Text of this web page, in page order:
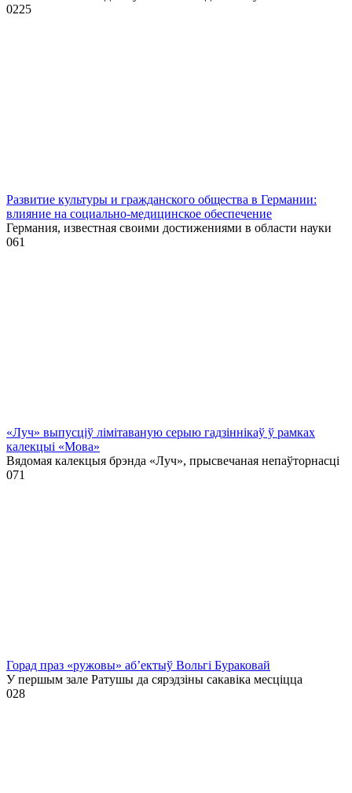
0225
Развитие культуры и гражданского общества в Германии:
влияние на социально-медицинское обеспечение
Германия, известная своими достижениями в области науки
061
«Луч» выпусціў лiмiтаваную серыю гадзіннікаў ў рамках
калекцыі «Мова»
Вядомая калекцыя брэнда «Луч», прысвечаная непаўторнасці
071
Горад праз «ружовы» аб’ектыў Вольгі Бураковай
У першым зале Ратушы да сярэдзіны сакавіка месціцца
028